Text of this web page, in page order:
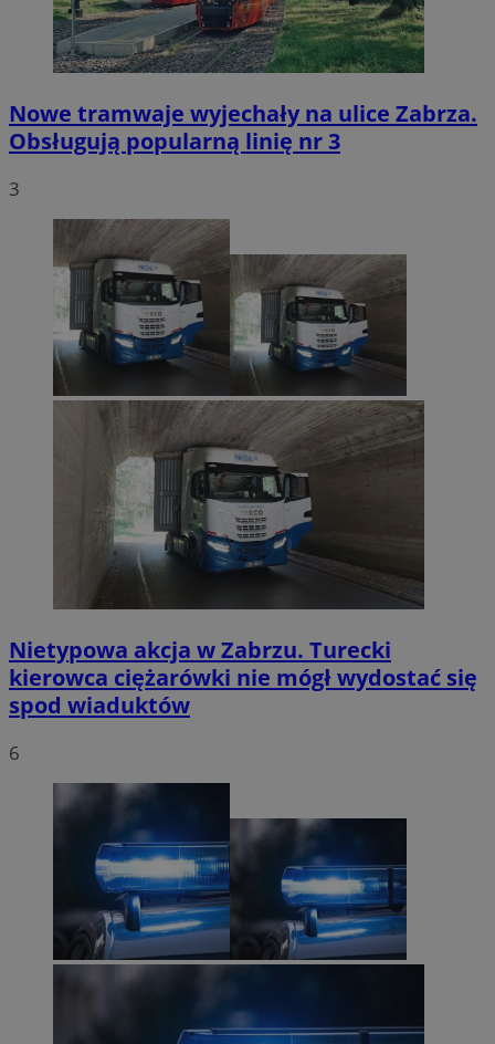
Nowe tramwaje wyjechały na ulice Zabrza.
Obsługują popularną linię nr 3
3
Nietypowa akcja w Zabrzu. Turecki
kierowca ciężarówki nie mógł wydostać się
spod wiaduktów
6